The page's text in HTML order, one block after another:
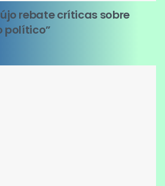
rebate críticas sobre
político”